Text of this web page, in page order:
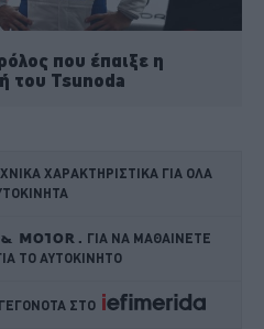
που έπαιξε η
του Tsunoda
ΧΑΡΑΚΤΗΡΙΣΤΙΚΑ ΓΙΑ ΟΛΑ
ΓΙΑ ΝΑ ΜΑΘΑΙΝΕΤΕ
ΤΟ ΑΥΤΟΚΙΝΗΤΟ
ΣΤΟ